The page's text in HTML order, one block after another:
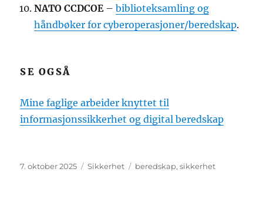
NATO CCDCOE–biblioteksamling og
håndbøker for cyberoperasjoner/beredskap.
SE OGSÅ
Mine faglige arbeider knyttet til
informasjonssikkerhet og digital beredskap
Publisert
7. oktober 2025 Kategorier
Sikkerhet Stikkord
beredskap,sikkerhet